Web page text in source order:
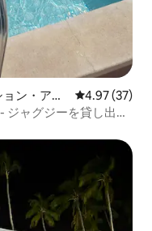
ン・アパ
レビュー37
4.97 (37)
ャグジーを貸し出し